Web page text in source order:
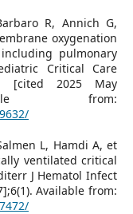
R, Annich G,
oxygenation
pulmonary
Critical Care
[cited 2025 May
from:
L, Hamdi A, et
ventilated critical
J Hematol Infect
Available from: